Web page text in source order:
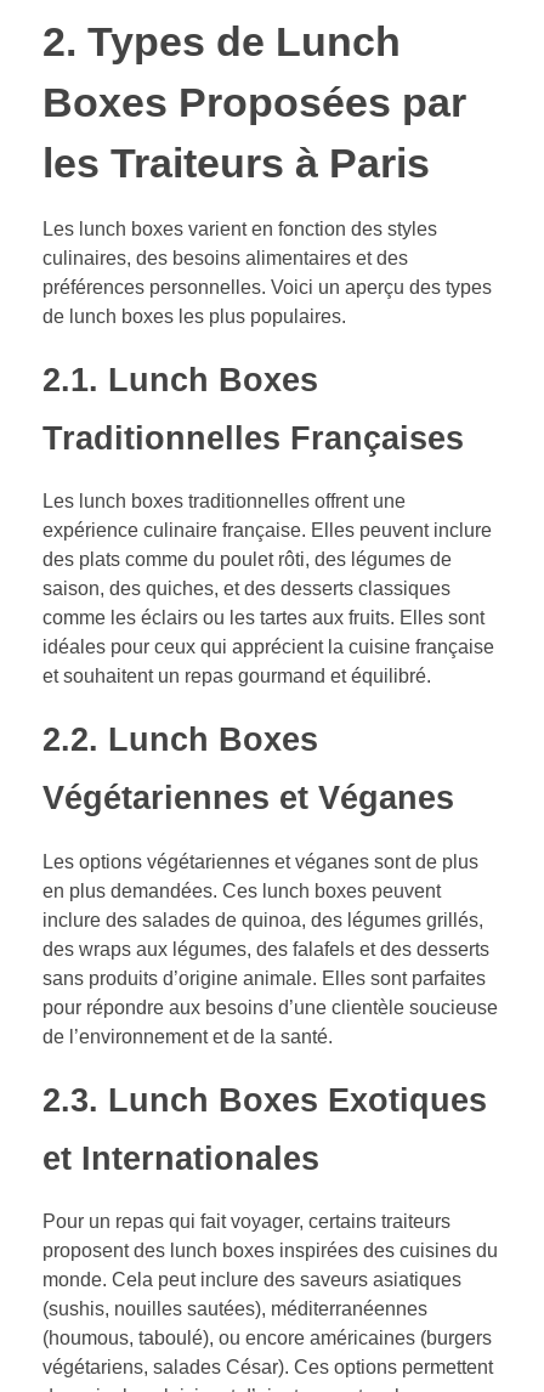
2. Types de Lunch
Boxes Proposées par
les Traiteurs à Paris
Les lunch boxes varient en fonction des styles
culinaires, des besoins alimentaires et des
préférences personnelles. Voici un aperçu des types
de lunch boxes les plus populaires.
2.1. Lunch Boxes
Traditionnelles Françaises
Les lunch boxes traditionnelles offrent une
expérience culinaire française. Elles peuvent inclure
des plats comme du poulet rôti, des légumes de
saison, des quiches, et des desserts classiques
comme les éclairs ou les tartes aux fruits. Elles sont
idéales pour ceux qui apprécient la cuisine française
et souhaitent un repas gourmand et équilibré.
2.2. Lunch Boxes
Végétariennes et Véganes
Les options végétariennes et véganes sont de plus
en plus demandées. Ces lunch boxes peuvent
inclure des salades de quinoa, des légumes grillés,
des wraps aux légumes, des falafels et des desserts
sans produits d’origine animale. Elles sont parfaites
pour répondre aux besoins d’une clientèle soucieuse
de l’environnement et de la santé.
2.3. Lunch Boxes Exotiques
et Internationales
Pour un repas qui fait voyager, certains traiteurs
proposent des lunch boxes inspirées des cuisines du
monde. Cela peut inclure des saveurs asiatiques
(sushis, nouilles sautées), méditerranéennes
(houmous, taboulé), ou encore américaines (burgers
végétariens, salades César). Ces options permettent